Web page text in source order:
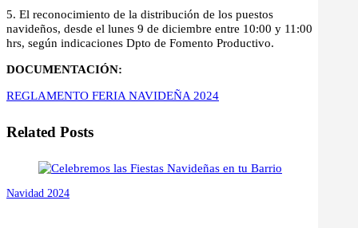
5. El reconocimiento de la distribución de los puestos
navideños, desde el lunes 9 de diciembre entre 10:00 y 11:00
hrs, según indicaciones Dpto de Fomento Productivo.
DOCUMENTACIÓN:
REGLAMENTO FERIA NAVIDEÑA 2024
Related Posts
Navidad 2024